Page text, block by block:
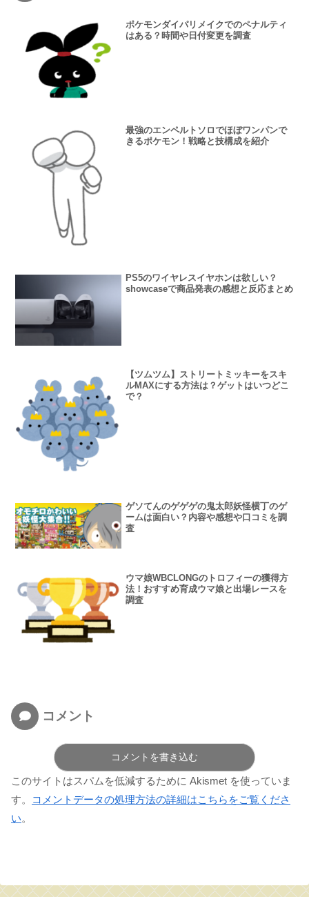
ポケモンダイパリメイクでのペナルティ
はある？時間や日付変更を調査
最強のエンペルトソロでほぼワンパンで
きるポケモン！戦略と技構成を紹介
PS5のワイヤレスイヤホンは欲しい？
showcaseで商品発表の感想と反応まとめ
【ツムツム】ストリートミッキーをスキ
ルMAXにする方法は？ゲットはいつどこ
で？
ゲソてんのゲゲゲの鬼太郎妖怪横丁のゲ
ームは面白い？内容や感想や口コミを調
査
ウマ娘WBCLONGのトロフィーの獲得方
法！おすすめ育成ウマ娘と出場レースを
調査
コメント
コメントを書き込む
このサイトはスパムを低減するために Akismet を使っていま
す。
コメントデータの処理方法の詳細はこちらをご覧くださ
い。